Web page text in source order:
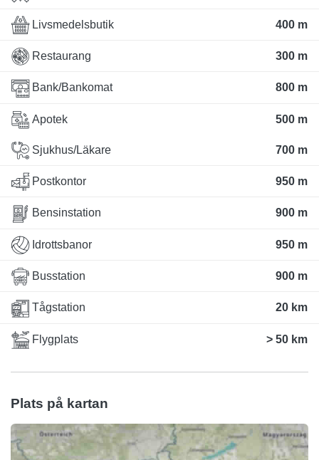
Livsmedelsbutik 400 m
Restaurang 300 m
Bank/Bankomat 800 m
Apotek 500 m
Sjukhus/Läkare 700 m
Postkontor 950 m
Bensinstation 900 m
Idrottsbanor 950 m
Busstation 900 m
Tågstation 20 km
Flygplats > 50 km
Plats på kartan